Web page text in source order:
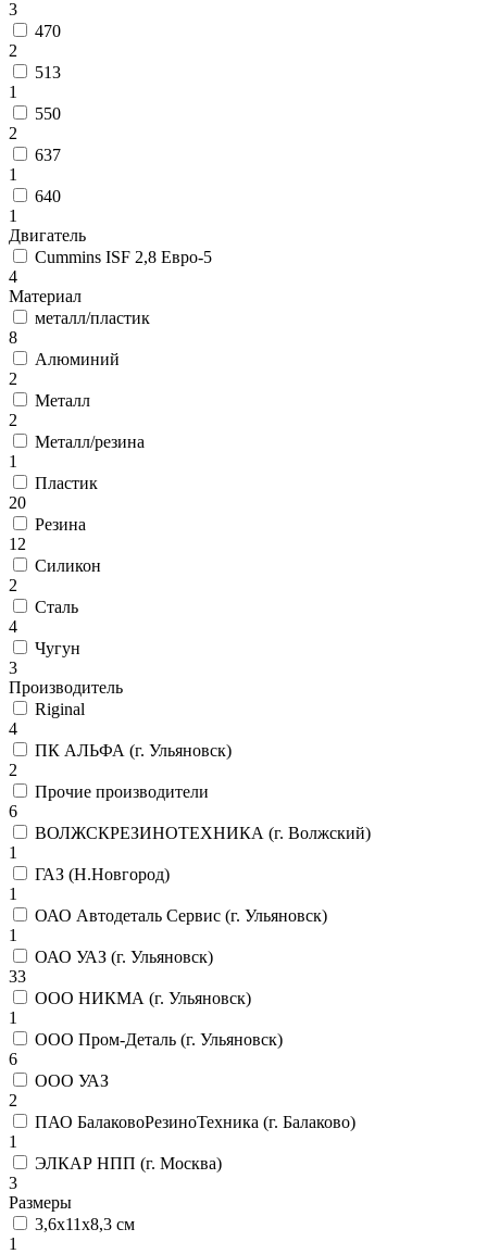
3
470
2
513
1
550
2
637
1
640
1
Двигатель
Cummins ISF 2,8 Евро-5
4
Материал
металл/пластик
8
Алюминий
2
Металл
2
Металл/резина
1
Пластик
20
Резина
12
Силикон
2
Сталь
4
Чугун
3
Производитель
Riginal
4
ПК АЛЬФА (г. Ульяновск)
2
Прочие производители
6
ВОЛЖСКРЕЗИНОТЕХНИКА (г. Волжский)
1
ГАЗ (Н.Новгород)
1
ОАО Автодеталь Сервис (г. Ульяновск)
1
ОАО УАЗ (г. Ульяновск)
33
ООО НИКМА (г. Ульяновск)
1
ООО Пром-Деталь (г. Ульяновск)
6
ООО УАЗ
2
ПАО БалаковоРезиноТехника (г. Балаково)
1
ЭЛКАР НПП (г. Москва)
3
Размеры
3,6х11х8,3 см
1